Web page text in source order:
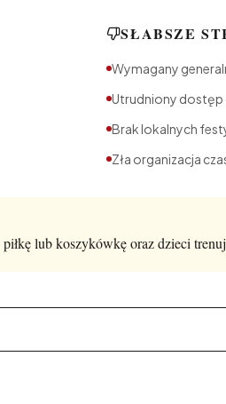
SŁABSZE
Wymagany
Utrudniony dostęp
Brak lokalnych
Zła organizacja
lub koszykówkę oraz dzieci